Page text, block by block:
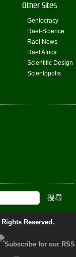
Other Sites
Geniocracy
Rael-Science
Rael News
Rael Africa
Scientific Design
Scientopolis
Reserved.